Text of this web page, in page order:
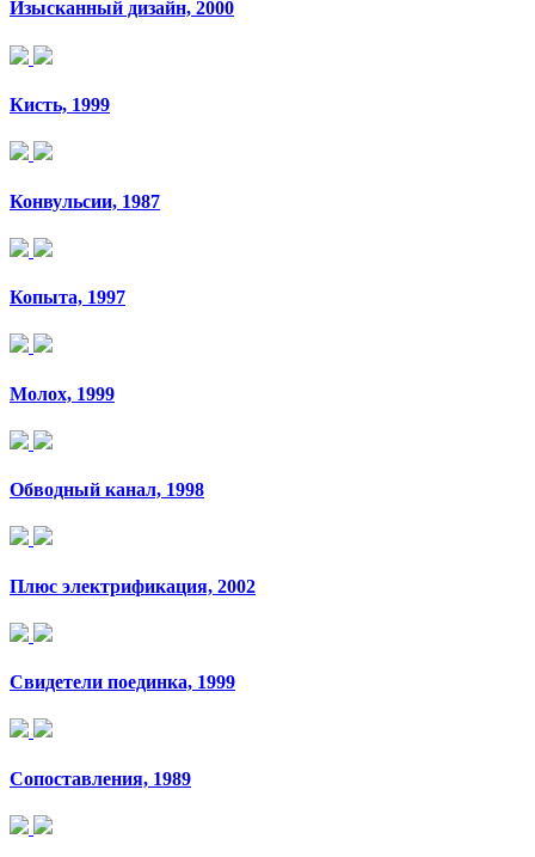
Изысканный дизайн, 2000
Кисть, 1999
Конвульсии, 1987
Копыта, 1997
Молох, 1999
Обводный канал, 1998
Плюс электрификация, 2002
Свидетели поединка, 1999
Сопоставления, 1989